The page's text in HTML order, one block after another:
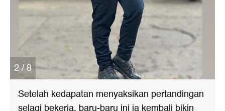
2 / 8
Setelah kedapatan menyaksikan pertandingan